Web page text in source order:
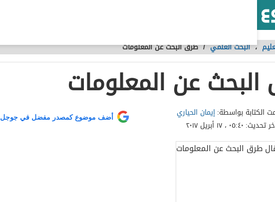
،البحث العلمي /طرق البحث عن المعلومات
عن المعلومات
الكتابة بواسطة:إيمان الحياري
تحديث: ٠٥:٤٠ ، ١٧ أبريل ٢٠١٧
أضف موضوع كمصدر مفضل في جوجل